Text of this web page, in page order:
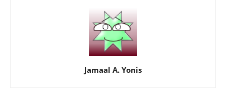
Jamaal A. Yonis